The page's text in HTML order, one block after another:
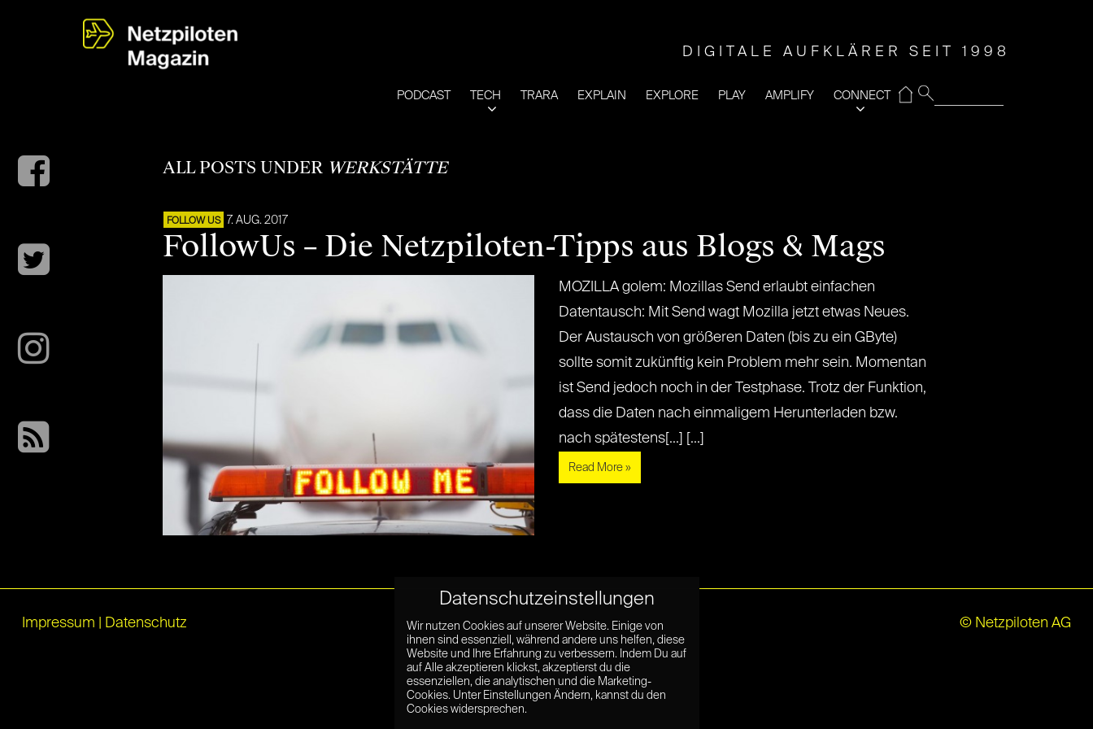
DIGITALE AUFKLÄRER SEIT 1998
PODCAST TECH TRARA EXPLAIN EXPLORE PLAY AMPLIFY CONNECT
⌂
ALL POSTS UNDER WERKSTÄTTE
FOLLOW US 7. AUG. 2017
FollowUs – Die Netzpiloten-Tipps aus Blogs & Mags
MOZILLA golem: Mozillas Send erlaubt einfachen
Datentausch: Mit Send wagt Mozilla jetzt etwas Neues.
Der Austausch von größeren Daten (bis zu ein GByte)
sollte somit zukünftig kein Problem mehr sein. Momentan
ist Send jedoch noch in der Testphase. Trotz der Funktion,
dass die Daten nach einmaligem Herunterladen bzw.
nach spätestens[...] [...]
Read More »
Impressum Datenschutz © Netzpiloten AG
Datenschutzeinstellungen
Wir nutzen Cookies auf unserer Website. Einige von
ihnen sind essenziell, während andere uns helfen, diese
Website und Ihre Erfahrung zu verbessern. Indem Du auf
auf Alle akzeptieren klickst, akzeptierst du die
essenziellen, die analytischen und die Marketing-
Cookies. Unter Einstellungen Ändern, kannst du den
Cookies widersprechen.